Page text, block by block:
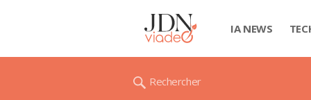
IA NEWS
Rechercher